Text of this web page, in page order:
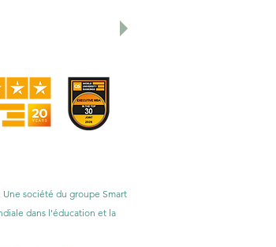
Une société du groupe Smart
dans l'éducation et la